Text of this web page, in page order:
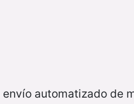
automatizado de